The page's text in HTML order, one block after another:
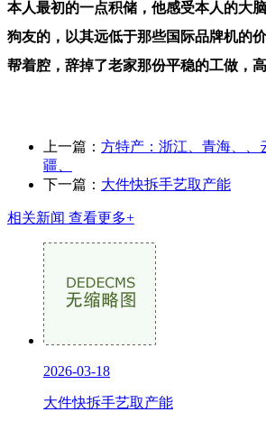
本人最初的一点积储，他感受本人的大
狗友的，以其远低于那些国际品牌机的
帮着腔，辞掉了老家那份平稳的工做，
上一篇： 方特产：浙江、青海、、
疆、
下一篇： 大件快拆手艺取产能
相关新闻 查看更多+
2026-03-18
大件快拆手艺取产能